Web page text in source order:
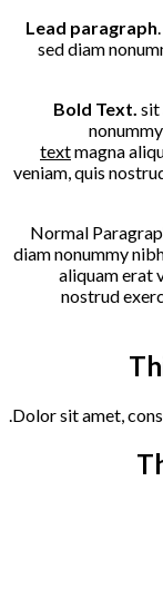
Lead paragraph
sed diam
Bold Text. sit
textmagna
veniam, quis
Normal
diam nonummy
aliquam erat
nostrud
Dolor sit amet,